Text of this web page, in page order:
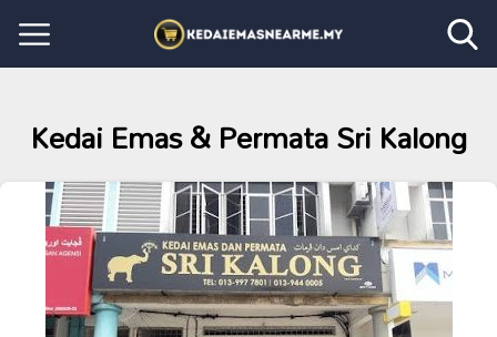
Kedai Emas & Permata Sri Kalong